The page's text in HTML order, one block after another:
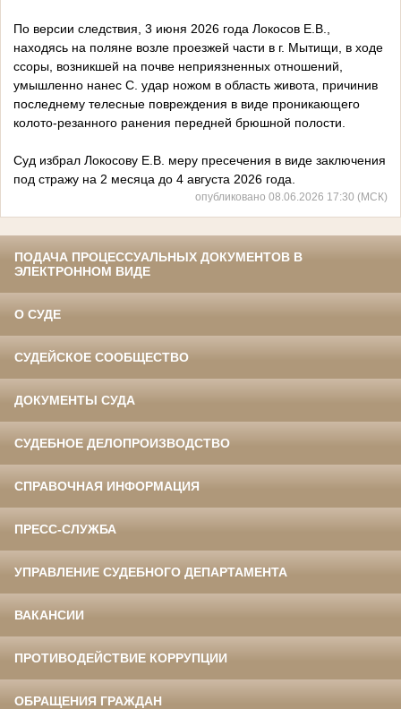
По версии следствия, 3 июня 2026 года Локосов Е.В.,
находясь на поляне возле проезжей части в г. Мытищи, в ходе
ссоры, возникшей на почве неприязненных отношений,
умышленно нанес С. удар ножом в область живота, причинив
последнему телесные повреждения в виде проникающего
колото-резанного ранения передней брюшной полости.
Суд избрал Локосову Е.В. меру пресечения в виде заключения
под стражу на 2 месяца до 4 августа 2026 года.
опубликовано 08.06.2026 17:30 (МСК)
ПОДАЧА ПРОЦЕССУАЛЬНЫХ ДОКУМЕНТОВ В
ЭЛЕКТРОННОМ ВИДЕ
О СУДЕ
СУДЕЙСКОЕ СООБЩЕСТВО
ДОКУМЕНТЫ СУДА
СУДЕБНОЕ ДЕЛОПРОИЗВОДСТВО
СПРАВОЧНАЯ ИНФОРМАЦИЯ
ПРЕСС-СЛУЖБА
УПРАВЛЕНИЕ СУДЕБНОГО ДЕПАРТАМЕНТА
ВАКАНСИИ
ПРОТИВОДЕЙСТВИЕ КОРРУПЦИИ
ОБРАЩЕНИЯ ГРАЖДАН